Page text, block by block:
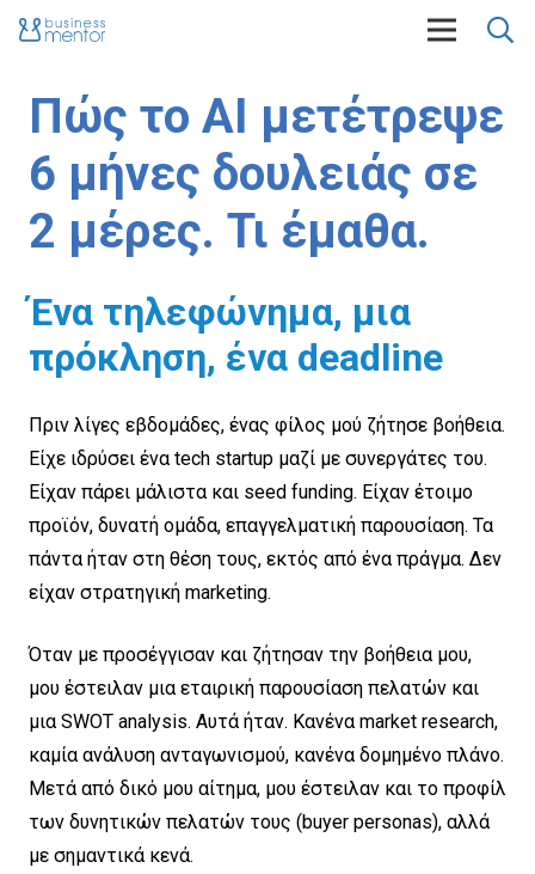
Πώς το AI μετέτρεψε
6 μήνες δουλειάς σε
2 μέρες. Τι έμαθα.
Ένα τηλεφώνημα, μια
πρόκληση, ένα deadline
Πριν λίγες εβδομάδες, ένας φίλος μού ζήτησε βοήθεια.
Είχε ιδρύσει ένα tech startup μαζί με συνεργάτες του.
Είχαν πάρει μάλιστα και seed funding. Είχαν έτοιμο
προϊόν, δυνατή ομάδα, επαγγελματική παρουσίαση. Τα
πάντα ήταν στη θέση τους, εκτός από ένα πράγμα. Δεν
είχαν στρατηγική marketing.
Όταν με προσέγγισαν και ζήτησαν την βοήθεια μου,
μου έστειλαν μια εταιρική παρουσίαση πελατών και
μια SWOT analysis. Αυτά ήταν. Κανένα market research,
καμία ανάλυση ανταγωνισμού, κανένα δομημένο πλάνο.
Μετά από δικό μου αίτημα, μου έστειλαν και το προφίλ
των δυνητικών πελατών τους (buyer personas), αλλά
με σημαντικά κενά.